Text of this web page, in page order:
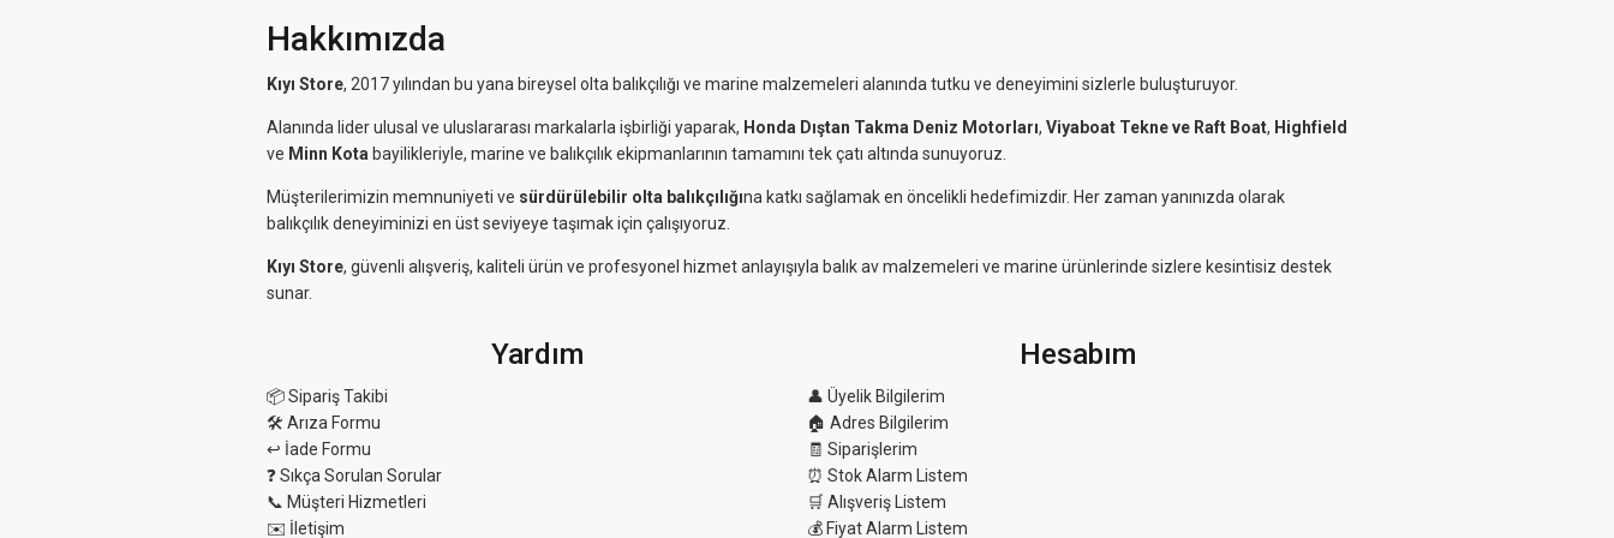
Hakkımızda
Kıyı Store, 2017 yılından bu yana bireysel olta balıkçılığı ve marine malzemeleri alanında tutku ve deneyimini sizlerle buluşturuyor.
Alanında lider ulusal ve uluslararası markalarla işbirliği yaparak, Honda Dıştan Takma Deniz Motorları, Viyaboat Tekne ve Raft Boat, Highfield
ve Minn Kota bayilikleriyle, marine ve balıkçılık ekipmanlarının tamamını tek çatı altında sunuyoruz.
Müşterilerimizin memnuniyeti ve sürdürülebilir olta balıkçılığına katkı sağlamak en öncelikli hedefimizdir. Her zaman yanınızda olarak
balıkçılık deneyiminizi en üst seviyeye taşımak için çalışıyoruz.
Kıyı Store, güvenli alışveriş, kaliteli ürün ve profesyonel hizmet anlayışıyla balık av malzemeleri ve marine ürünlerinde sizlere kesintisiz destek
sunar.
Yardım
📦 Sipariş Takibi
🛠 Arıza Formu
↩️ İade Formu
❓ Sıkça Sorulan Sorular
📞 Müşteri Hizmetleri
✉️ İletişim
Hesabım
👤 Üyelik Bilgilerim
🏠 Adres Bilgilerim
🧾 Siparişlerim
⏰ Stok Alarm Listem
🛒 Alışveriş Listem
💰 Fiyat Alarm Listem